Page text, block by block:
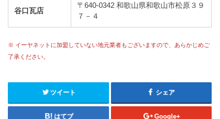
谷口瓦店
〒640-0342 和歌山県和歌山市松原３９
７－４
※ イーヤネットに加盟していない地元業者もございますので、あらかじめご
了承ください。
ツイート シェア
はてブ Google+